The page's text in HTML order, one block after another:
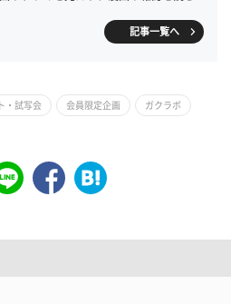
記事一覧へ
・試写会 会員限定企画 ガクラボ